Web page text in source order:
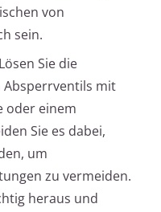
von
sein.
Lösen Sie die
Absperrventils mit
oder einem
Sie es dabei,
um
zu vermeiden.
heraus und